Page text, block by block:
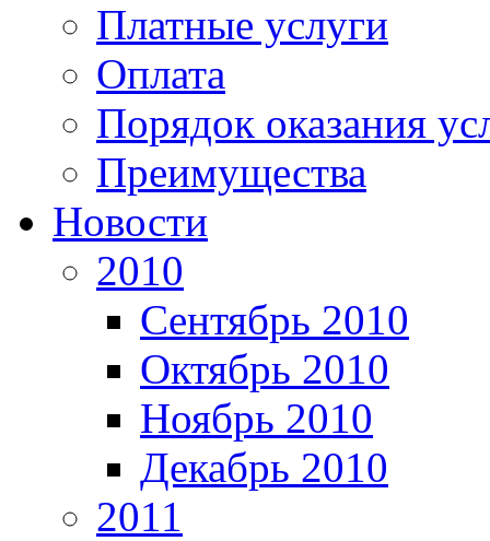
Платные услуги
Оплата
Порядок оказания
Преимущества
Новости
2010
Сентябрь 2010
Октябрь 2010
Ноябрь 2010
Декабрь 2010
2011